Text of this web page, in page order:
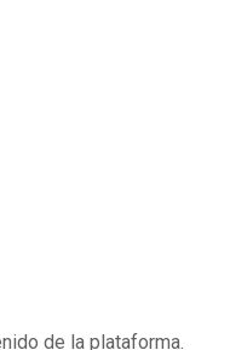
de la plataforma.